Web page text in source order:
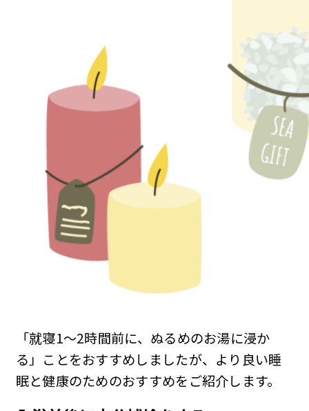
「就寝1〜2時間前に、ぬるめのお湯に浸か
る」ことをおすすめしましたが、より良い睡
眠と健康のためのおすすめをご紹介します。